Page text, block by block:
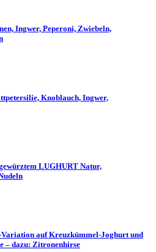
Ingwer, Peperoni, Zwiebeln,
Knoblauch, Ingwer,
LUGHURT Natur,
auf Kreuzkümmel-Joghurt und
– dazu: Zitronenhirse